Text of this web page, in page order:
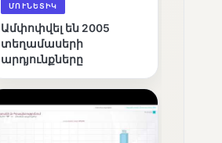
ՄՈՒՆԵՏԻԿ
Ամփոփվել են 2005
տեղամասերի
արդյունքները